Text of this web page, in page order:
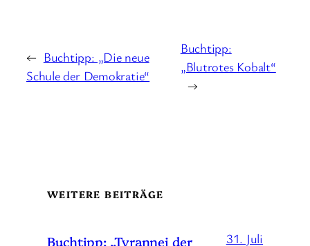
← Buchtipp: „Die neue
Schule der Demokratie“
Buchtipp:
„Blutrotes Kobalt“
→
WEITERE BEITRÄGE
Buchtipp: „Tyrannei der
31. Juli